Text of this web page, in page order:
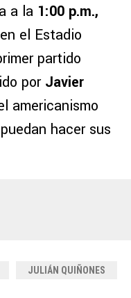
a la 1:00 p.m.,
el Estadio
partido
por Javier
americanismo
hacer sus
JULIÁN QUIÑONES